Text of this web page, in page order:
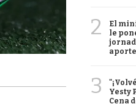
2
El
le
3
Yesty
Cena